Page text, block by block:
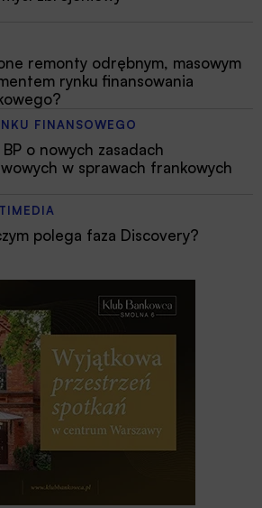
remonty odrębnym, masowym
rynku finansowania
FINANSOWEGO
BP o nowych zasadach
w sprawach frankowych
polega faza Discovery?